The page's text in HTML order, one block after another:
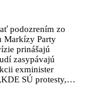
podozrením zo
Markízy Party
prinášajú
zasypávajú
exminister
SÚ protesty,